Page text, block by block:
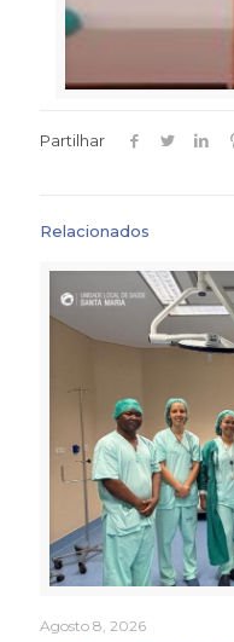
Partilhar
Relacionados
Agosto 8, 2026